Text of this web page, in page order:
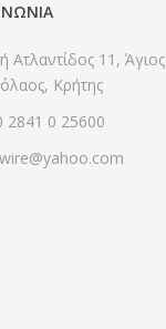
Ατλαντίδος 11, Άγιος
Κρήτης
2841 0 25600